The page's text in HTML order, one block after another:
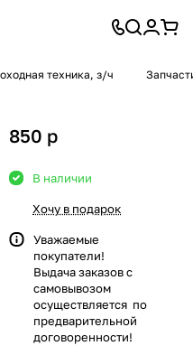
техника, з/ч
850 p
В наличии
Хочу в подарок
Уважаемые
покупатели!
Выдача заказов с
самовывозом
осуществляется по
предварительной
договоренности!